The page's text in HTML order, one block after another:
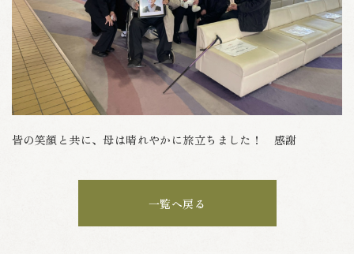
皆の笑顔と共に、母は晴れやかに旅立ちました！ 感謝
一覧へ戻る